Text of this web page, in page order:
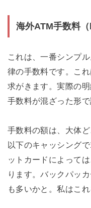
海外ATM手数料（
これは、一番シンプ
律の手数料です。こ
求がきます。実際の
手数料が混ざった形で
手数料の額は、大体
以下のキャッシング
ットカードによっては
ります。バックパッ
も多いかと。私はこ